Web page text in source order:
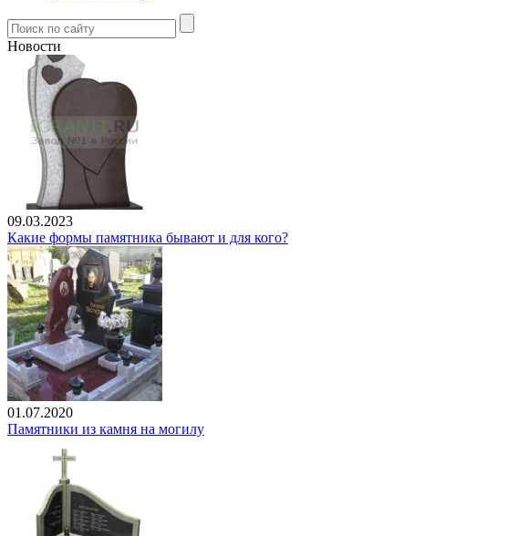
Новости
09.03.2023
Какие формы памятника бывают и для кого?
01.07.2020
Памятники из камня на могилу